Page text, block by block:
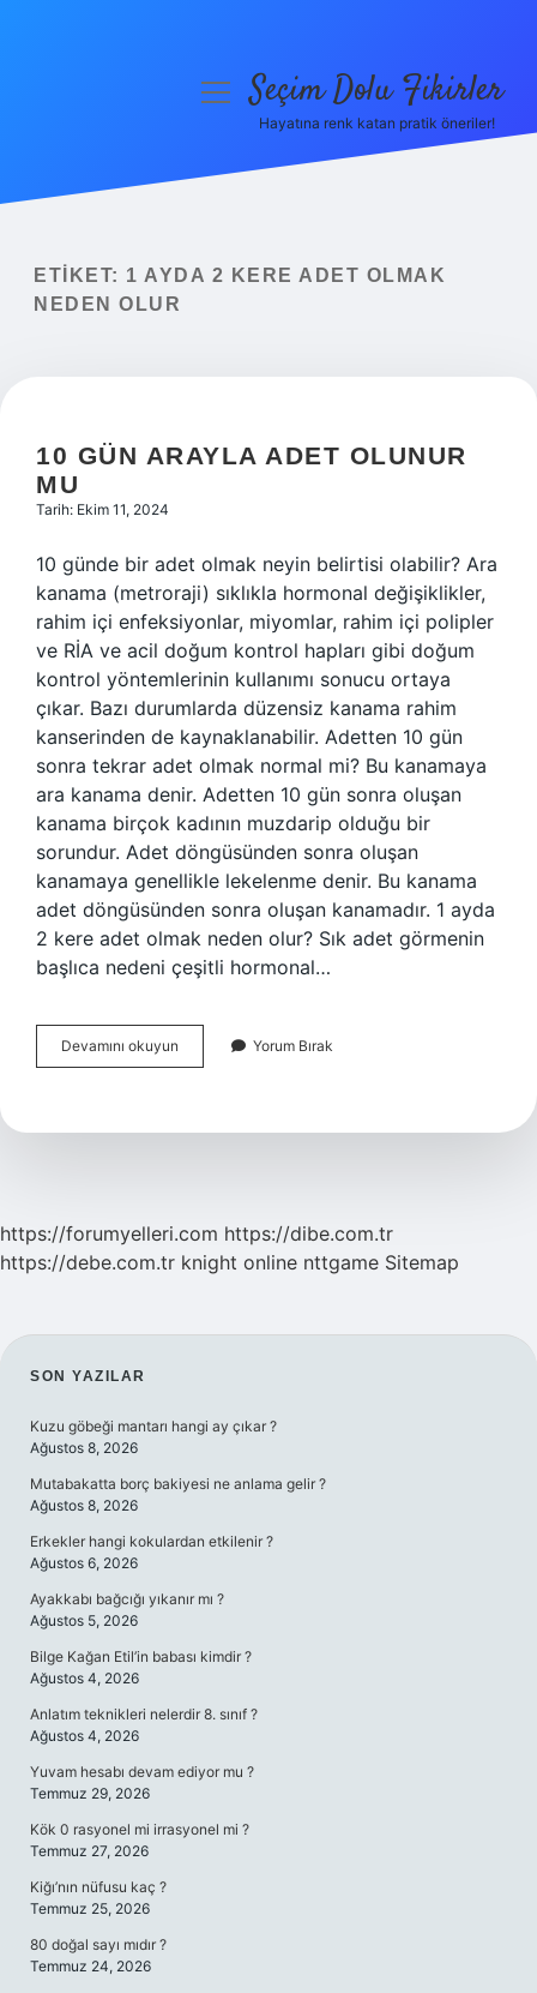
Yasal Uyarı
menüyüSeçim Dolu Fikirler
Hayatına renk katan pratik öneriler!
ETIKET: 1 AYDA 2 KERE ADET OLMAK
NEDEN OLUR
10 GÜN ARAYLA ADET OLUNUR
MU
Tarih: Ekim 11, 2024
10 günde bir adet olmak neyin belirtisi olabilir? Ara
kanama (metroraji) sıklıkla hormonal değişiklikler,
rahim içi enfeksiyonlar, miyomlar, rahim içi polipler
ve RİA ve acil doğum kontrol hapları gibi doğum
kontrol yöntemlerinin kullanımı sonucu ortaya
çıkar. Bazı durumlarda düzensiz kanama rahim
kanserinden de kaynaklanabilir. Adetten 10 gün
sonra tekrar adet olmak normal mi? Bu kanamaya
ara kanama denir. Adetten 10 gün sonra oluşan
kanama birçok kadının muzdarip olduğu bir
sorundur. Adet döngüsünden sonra oluşan
kanamaya genellikle lekelenme denir. Bu kanama
adet döngüsünden sonra oluşan kanamadır. 1 ayda
2 kere adet olmak neden olur? Sık adet görmenin
başlıca nedeni çeşitli hormonal…
Devamını okuyun
Gün
Olunur
Yorum Bırak
https://forumyelleri.com https://dibe.com.tr
https://debe.com.tr knight online nttgame Sitemap
SIDEBAR
SON YAZILAR
Kuzu göbeği mantarı hangi ay çıkar ?
Ağustos 8, 2026
Mutabakatta borç bakiyesi ne anlama gelir ?
Ağustos 8, 2026
Erkekler hangi kokulardan etkilenir ?
Ağustos 6, 2026
Ayakkabı bağcığı yıkanır mı ?
Ağustos 5, 2026
Bilge Kağan Etil’in babası kimdir ?
Ağustos 4, 2026
Anlatım teknikleri nelerdir 8. sınıf ?
Ağustos 4, 2026
Yuvam hesabı devam ediyor mu ?
Temmuz 29, 2026
Kök 0 rasyonel mi irrasyonel mi ?
Temmuz 27, 2026
Kiğı’nın nüfusu kaç ?
Temmuz 25, 2026
80 doğal sayı mıdır ?
Temmuz 24, 2026